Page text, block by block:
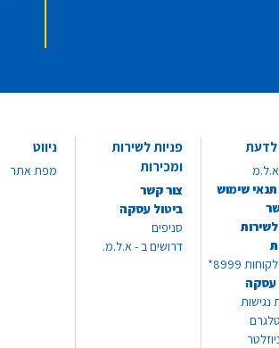
לדעת
א.ל.מ
תנאי שימוש
לשירות
8999*
עסקה
נגישות
פניות לשירות
ומכירות
צור קשר
ביטול עסקה
סניפים
דרושים ב - א.ל.מ.
ניווט
מפת אתר